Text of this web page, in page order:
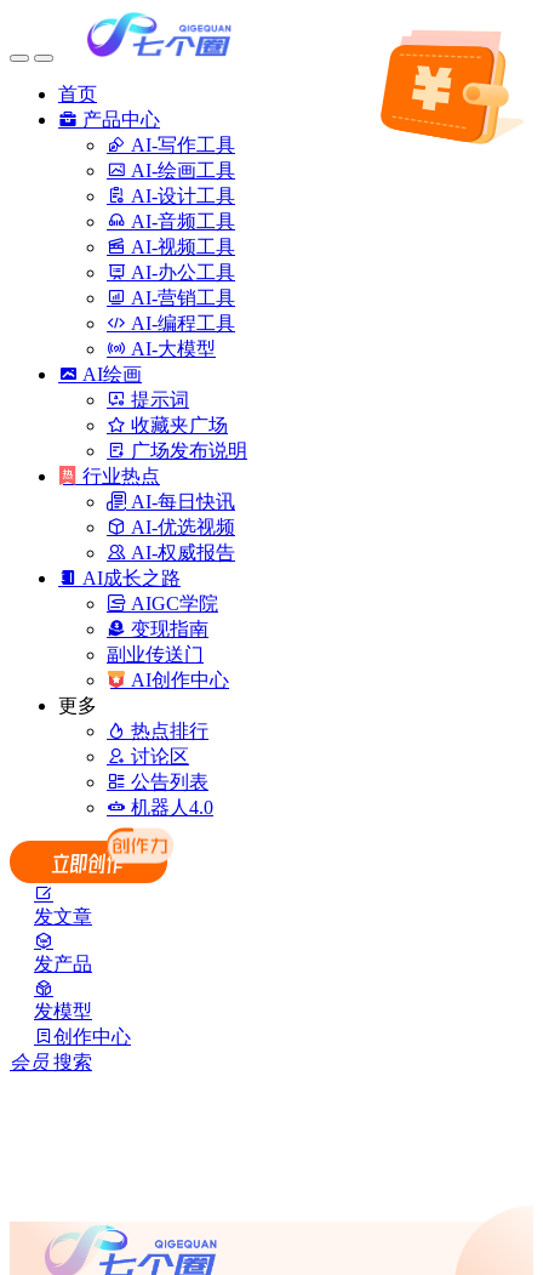
首页
产品中心
AI-写作工具
AI-绘画工具
AI-设计工具
AI-音频工具
AI-视频工具
AI-办公工具
AI-营销工具
AI-编程工具
AI-大模型
AI绘画
提示词
收藏夹广场
广场发布说明
行业热点
AI-每日快讯
AI-优选视频
AI-权威报告
AI成长之路
AIGC学院
变现指南
副业传送门
AI创作中心
更多
热点排行
讨论区
公告列表
机器人4.0
发文章
发产品
发模型
创作中心
会员 搜索